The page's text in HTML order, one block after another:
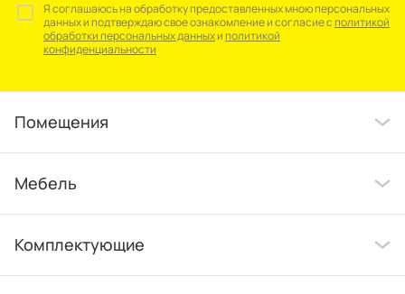
Я соглашаюсь на обработку предоставленных мною персональных
данных и подтверждаю свое ознакомление и согласие сполитикой
обработки персональных данныхиполитикой
конфиденциальности
Помещения
Мебель
Комплектующие